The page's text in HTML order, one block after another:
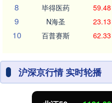
8 毕得医药 59.48
9 N海圣 23.13
10 百普赛斯 62.33
沪深京行情 实时轮播